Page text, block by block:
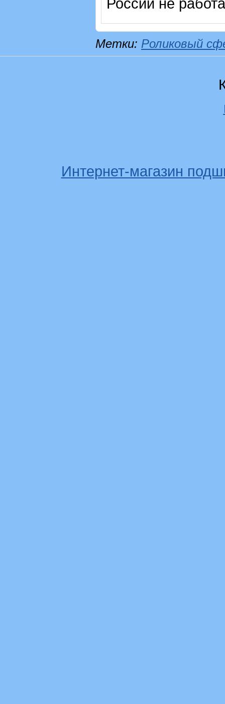
России не
Метки: Роликовый
Интернет-магазин